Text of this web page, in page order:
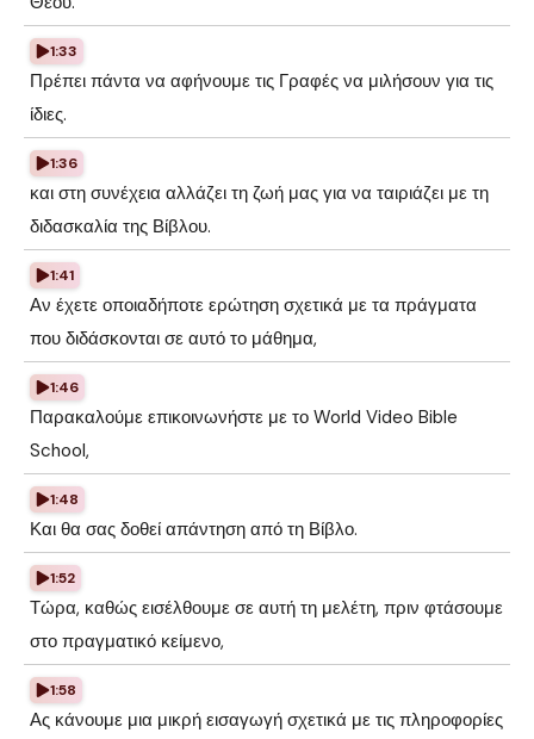
1:33
Πρέπει πάντα να αφήνουμε τις Γραφές να μιλήσουν για τις
ίδιες.
1:36
και στη συνέχεια αλλάζει τη ζωή μας για να ταιριάζει με τη
διδασκαλία της Βίβλου.
1:41
Αν έχετε οποιαδήποτε ερώτηση σχετικά με τα πράγματα
που διδάσκονται σε αυτό το μάθημα,
1:46
Παρακαλούμε επικοινωνήστε με το World Video Bible
School,
1:48
Και θα σας δοθεί απάντηση από τη Βίβλο.
1:52
Τώρα, καθώς εισέλθουμε σε αυτή τη μελέτη, πριν φτάσουμε
στο πραγματικό κείμενο,
1:58
Ας κάνουμε μια μικρή εισαγωγή σχετικά με τις πληροφορίες